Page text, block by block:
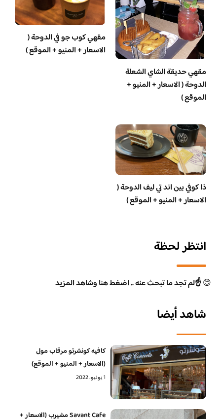
مقهي حديقة الشاي الشعلة
الدوحة ( الاسعار + المنيو +
الموقع )
مقهي كوب جو في الدوحة (
الاسعار + المنيو + الموقع )
ذا كوفي بين اند تي ليف الدوحة (
الاسعار + المنيو + الموقع )
انتظر لحظة
😊☝️لم تجد ما تبحث عنه .. اضغط هنا وشاهد المزيد
شاهد أيضا
كافيه كونشرتو مرقاب مول
(الاسعار + المنيو + الموقع)
1 يونيو، 2022
Savant Cafe مشيرب (الاسعار +